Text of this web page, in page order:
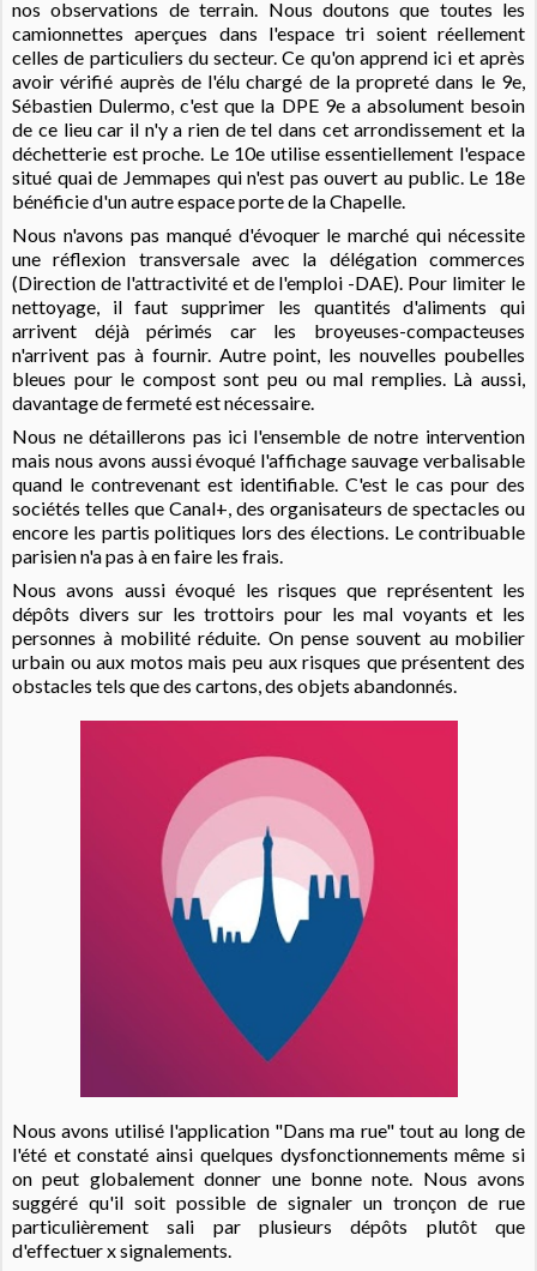
nos observations de terrain. Nous doutons que toutes les
camionnettes aperçues dans l'espace tri soient réellement
celles de particuliers du secteur. Ce qu'on apprend ici et après
avoir vérifié auprès de l'élu chargé de la propreté dans le 9e,
Sébastien Dulermo, c'est que la DPE 9e a absolument besoin
de ce lieu car il n'y a rien de tel dans cet arrondissement et la
déchetterie est proche. Le 10e utilise essentiellement l'espace
situé quai de Jemmapes qui n'est pas ouvert au public. Le 18e
bénéficie d'un autre espace porte de la Chapelle.
Nous n'avons pas manqué d'évoquer le marché qui nécessite
une réflexion transversale avec la délégation commerces
(Direction de l'attractivité et de l'emploi -DAE). Pour limiter le
nettoyage, il faut supprimer les quantités d'aliments qui
arrivent déjà périmés car les broyeuses-compacteuses
n'arrivent pas à fournir. Autre point, les nouvelles poubelles
bleues pour le compost sont peu ou mal remplies. Là aussi,
davantage de fermeté est nécessaire.
Nous ne détaillerons pas ici l'ensemble de notre intervention
mais nous avons aussi évoqué l'affichage sauvage verbalisable
quand le contrevenant est identifiable. C'est le cas pour des
sociétés telles que Canal+, des organisateurs de spectacles ou
encore les partis politiques lors des élections. Le contribuable
parisien n'a pas à en faire les frais.
Nous avons aussi évoqué les risques que représentent les
dépôts divers sur les trottoirs pour les mal voyants et les
personnes à mobilité réduite. On pense souvent au mobilier
urbain ou aux motos mais peu aux risques que présentent des
obstacles tels que des cartons, des objets abandonnés.
Nous avons utilisé l'application "Dans ma rue" tout au long de
l'été et constaté ainsi quelques dysfonctionnements même si
on peut globalement donner une bonne note. Nous avons
suggéré qu'il soit possible de signaler un tronçon de rue
particulièrement sali par plusieurs dépôts plutôt que
d'effectuer x signalements.